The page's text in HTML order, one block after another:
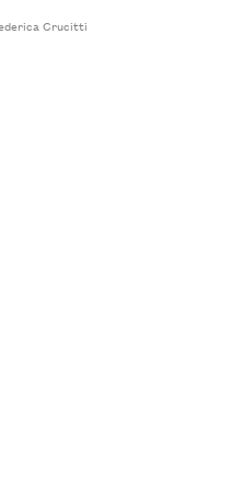
Crucitti